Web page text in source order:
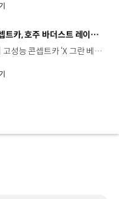
제네시스, 고성능 콘셉트카, 호주 바더스트 레이싱 트랙 주행
제네시스가 호주에서 고성능 콘셉트카 ‘X 그란 베를리네타’의 실제 주행 모습을 공개했습니다. 제네시스는 지난달 28일, ‘Bathurst 12 Hour’ 대회 개막에 앞서 ‘X 그란 베를리네타’의 주행 모습을 공개했는데요. 그동안 게임이나 콘셉트 모델로만 보았던 차량의 실제 주행 모습이 공개돼 현지 관중들에게 깊은 인상을 남겼습니다. 또한 브랜드 앰버서더이자 레이싱 레전드인 ‘재키 익스’가 45년전 우승했던 바더스트의 마운트 파노라마 서킷을 X 그란 베를리네타를 타고 달려 주목 받았는데요, 이와 함께 지난해 ‘Goodwood Festival of Speed’에서 유수의 슈퍼카들을 능가하는 랩타임을 기록한 ‘GV60 마그마 콘셉트’ 차량도 함께 주행해 볼거리를 더했습니다. 김원범 매니저 / 현대자동차 제네시스프로모션팀 이번 바더스트에서의 주행은 제네시스 브랜드에 있어 마그마 프로그램이 가진 무한한 가능성을 보여주는 기회였습니다. 내구 레이싱 서킷 중에서도 고난도로 알려져있는 마운트 파노라마 서킷에서 주행을 마무리한 이 차량을 보면서 굉장히 뜻깊고 뿌듯한 시간이었습니다. 시드니에서는 호주 최대 규모의 제네시스 전시장인 ‘제네시스 콘코드’ 오픈식도 진행됐는데요. 150여 명이 참석한 이번 행사에서 ‘GV60 마그마 콘셉트’ 차량이 공개되며 많은 관심을 받았습니다. 윤성인 매니저 / 현대자동차 제네시스전략팀 제네시스 마그마는 단순히 잘 달리는 게 아닌 제네시스만의 철학을 바탕으로 드러내지 않는 럭셔리 고성능을 추구합니다. ‘GV60 마그마 콘셉트’가 그 첫 번째 프로젝트로, 모터스포츠에 대한 관심이 특히 높은 호주의 고객들 앞에서 선보이게 되어 기쁘게 생각합니다. 제네시스는 앞으로도 럭셔리 고성능을 기반으로 소비자들과 소통하며 브랜드 정체성을 알릴 예정입니다.